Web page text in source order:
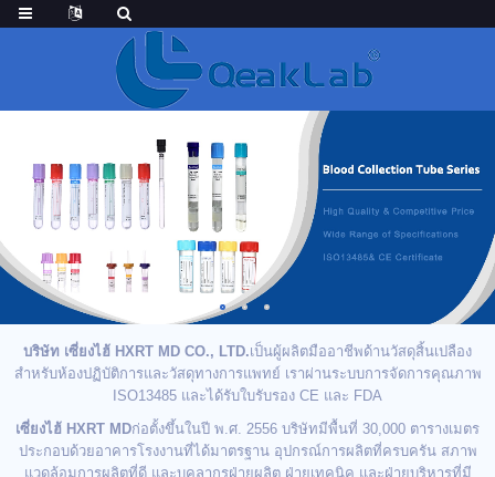
บริษัท เซี่ยงไฮ้ HXRT MD CO., LTD.เป็นผู้ผลิตมืออาชีพด้านวัสดุสิ้นเปลือง
สำหรับห้องปฏิบัติการและวัสดุทางการแพทย์ เราผ่านระบบการจัดการคุณภาพ
ISO13485 และได้รับใบรับรอง CE และ FDA
เซี่ยงไฮ้ HXRT MDก่อตั้งขึ้นในปี พ.ศ. 2556 บริษัทมีพื้นที่ 30,000 ตารางเมตร
ประกอบด้วยอาคารโรงงานที่ได้มาตรฐาน อุปกรณ์การผลิตที่ครบครัน สภาพ
แวดล้อมการผลิตที่ดี และบุคลากรฝ่ายผลิต ฝ่ายเทคนิค และฝ่ายบริหารที่มี